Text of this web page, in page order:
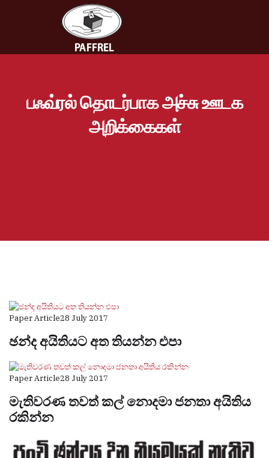
பஃவ்ரல் தொடர்பாக அச்சு ஊடக
அறிக்கைகள்
Paper Article28 July 2017
ඡන්ද අයිතියට අත තියන්න එපා
Paper Article28 July 2017
මැතිවරණ තවත් කල් නොදමා ජනතා අයිතිය
රකින්න